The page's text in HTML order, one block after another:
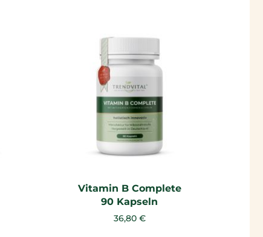
Vitamin B Complete
90 Kapseln
36,80 €